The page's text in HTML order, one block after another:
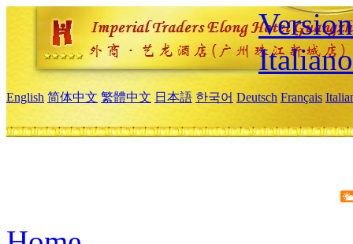
Italiano
English 简体中文 繁體中文 日本語 한국어 Deutsch Français